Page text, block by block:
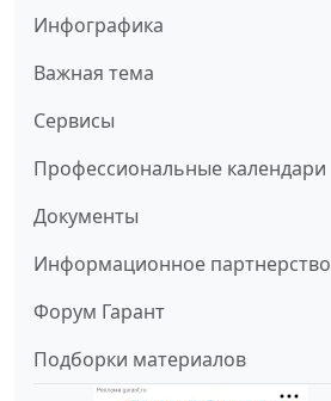
Инфографика
Важная тема
Сервисы
Профессиональные календари
Документы
Информационное партнерство
Форум Гарант
Подборки материалов